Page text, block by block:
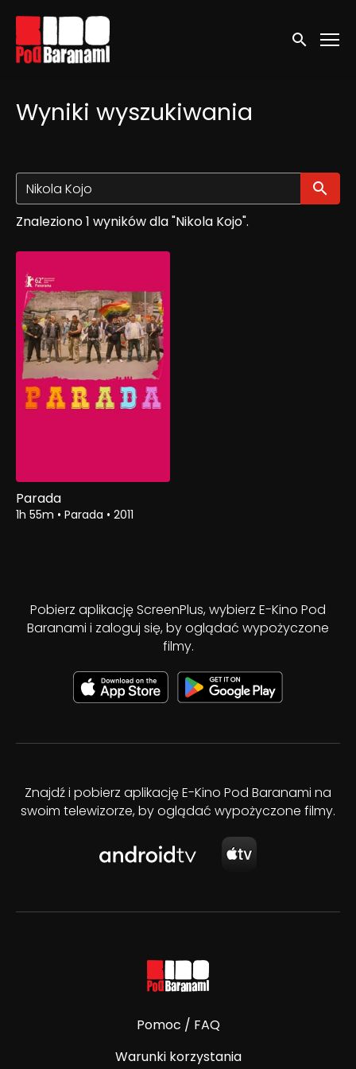
Linki ułatwień dostępu
Wyszukaj
Wyniki wyszukiwania
Znaleziono 1 wyników dla "Nikola Kojo".
Parada
1h 55m • Parada • 2011
Pobierz aplikację ScreenPlus, wybierz E-Kino Pod
Baranami i zaloguj się, by oglądać wypożyczone
filmy.
Znajdź i pobierz aplikację E-Kino Pod Baranami na
swoim telewizorze, by oglądać wypożyczone filmy.
Pomoc / FAQ
Warunki korzystania